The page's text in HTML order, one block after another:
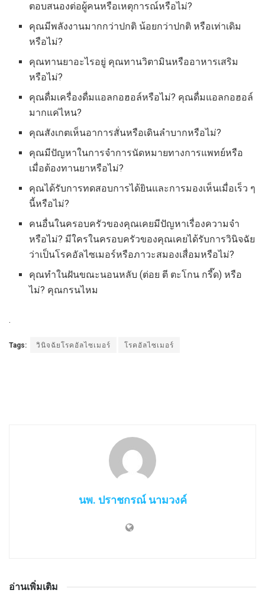
ตอบสนองต่อผู้คนหรือเหตุการณ์หรือไม่?
คุณมีพลังงานมากกว่าปกติ น้อยกว่าปกติ หรือเท่าเดิม
หรือไม่?
คุณทานยาอะไรอยู่ คุณทานวิตามินหรืออาหารเสริม
หรือไม่?
คุณดื่มเครื่องดื่มแอลกอฮอล์หรือไม่? คุณดื่มแอลกอฮอล์
มากแค่ไหน?
คุณสังเกตเห็นอาการสั่นหรือเดินลำบากหรือไม่?
คุณมีปัญหาในการจำการนัดหมายทางการแพทย์หรือ
เมื่อต้องทานยาหรือไม่?
คุณได้รับการทดสอบการได้ยินและการมองเห็นเมื่อเร็ว ๆ
นี้หรือไม่?
คนอื่นในครอบครัวของคุณเคยมีปัญหาเรื่องความจำ
หรือไม่? มีใครในครอบครัวของคุณเคยได้รับการวินิจฉัย
ว่าเป็นโรคอัลไซเมอร์หรือภาวะสมองเสื่อมหรือไม่?
คุณทำในฝันขณะนอนหลับ (ต่อย ตี ตะโกน กรี๊ด) หรือ
ไม่? คุณกรนไหม
.
Tags: วินิจฉัยโรคอัลไซเมอร์ โรคอัลไซเมอร์
นพ. ปราชกรณ์ นามวงค์
อ่านเพิ่มเติม